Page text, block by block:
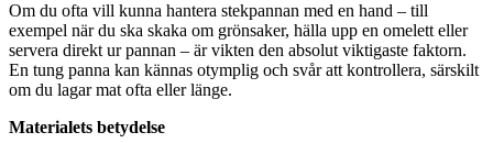
Om du ofta vill kunna hantera stekpannan med en hand – till
exempel när du ska skaka om grönsaker, hälla upp en omelett eller
servera direkt ur pannan – är vikten den absolut viktigaste faktorn.
En tung panna kan kännas otymplig och svår att kontrollera, särskilt
om du lagar mat ofta eller länge.
Materialets betydelse